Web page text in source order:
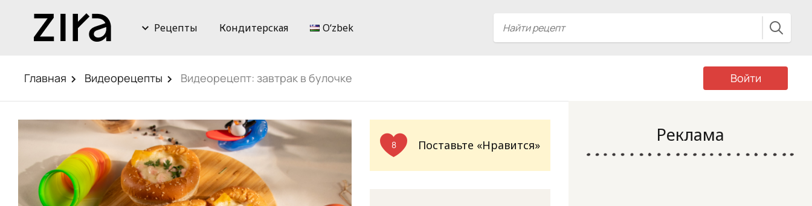
Рецепты Кондитерская Oʻzbek
Главная Видеорецепты Видеорецепт: завтрак в булочке Войти
8 Поставьте «Нравится» Реклама